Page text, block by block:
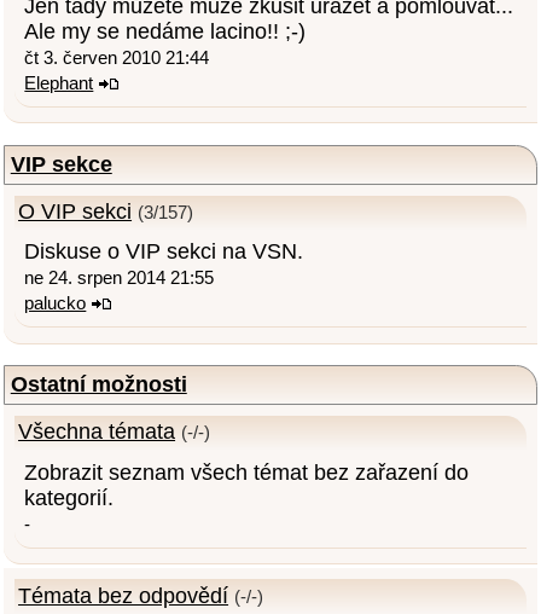
Jen tady můžete muže zkusit urážet a pomlouvat...
Ale my se nedáme lacino!! ;-)
čt 3. červen 2010 21:44
Elephant
VIP sekce
O VIP sekci (3/157)
Diskuse o VIP sekci na VSN.
ne 24. srpen 2014 21:55
palucko
Ostatní možnosti
Všechna témata (-/-)
Zobrazit seznam všech témat bez zařazení do
kategorií.
-
Témata bez odpovědí (-/-)